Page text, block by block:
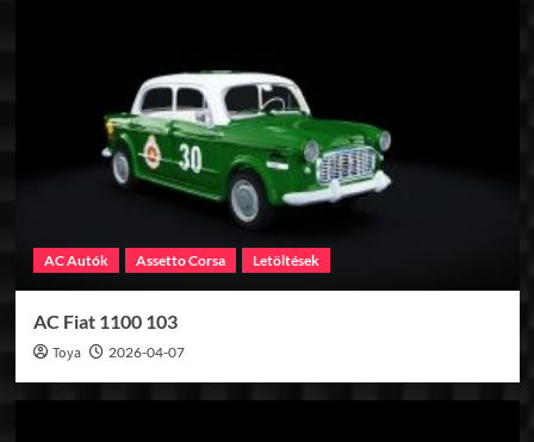
AC Autók Assetto Corsa Letöltések
AC Fiat 1100 103
Toya 2026-04-07